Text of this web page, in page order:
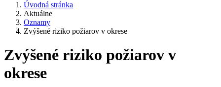
Úvodná stránka
Aktuálne
Oznamy
Zvýšené riziko požiarov v okrese
Zvýšené riziko požiarov v
okrese